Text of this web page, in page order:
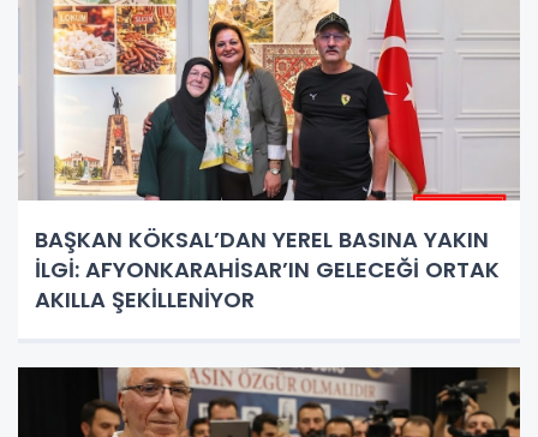
BAŞKAN KÖKSAL’DAN YEREL BASINA YAKIN
İLGİ: AFYONKARAHİSAR’IN GELECEĞİ ORTAK
AKILLA ŞEKİLLENİYOR